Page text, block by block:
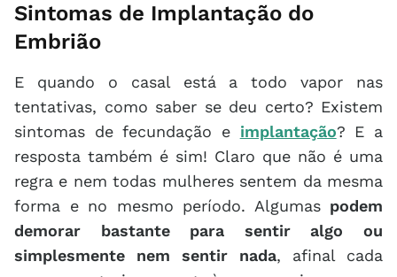
Sintomas de Implantação do
Embrião
E quando o casal está a todo vapor nas
tentativas, como saber se deu certo? Existem
sintomas de fecundação e implantação? E a
resposta também é sim! Claro que não é uma
regra e nem todas mulheres sentem da mesma
forma e no mesmo período. Algumas podem
demorar bastante para sentir algo ou
simplesmente nem sentir nada, afinal cada